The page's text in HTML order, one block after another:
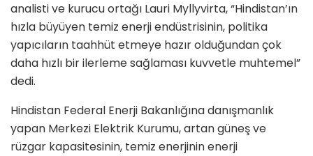
analisti ve kurucu ortağı Lauri Myllyvirta, “Hindistan’ın
hızla büyüyen temiz enerji endüstrisinin, politika
yapıcıların taahhüt etmeye hazır olduğundan çok
daha hızlı bir ilerleme sağlaması kuvvetle muhtemel”
dedi.
Hindistan Federal Enerji Bakanlığına danışmanlık
yapan Merkezi Elektrik Kurumu, artan güneş ve
rüzgar kapasitesinin, temiz enerjinin enerji